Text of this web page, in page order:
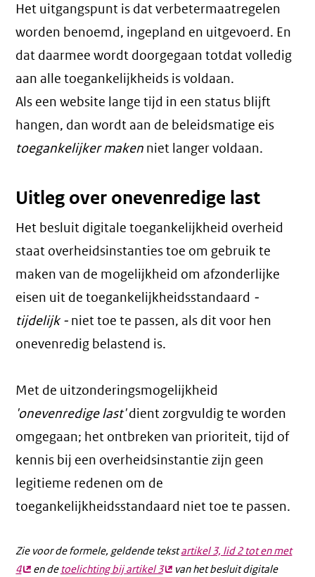
Het uitgangspunt is dat verbetermaatregelen
worden benoemd, ingepland en uitgevoerd. En
dat daarmee wordt doorgegaan totdat volledig
aan alle toegankelijkheids is voldaan.
Als een website lange tijd in een status blijft
hangen, dan wordt aan de beleidsmatige eis
toegankelijker maken niet langer voldaan.
Uitleg over onevenredige last
Het besluit digitale toegankelijkheid overheid
staat overheidsinstanties toe om gebruik te
maken van de mogelijkheid om afzonderlijke
eisen uit de toegankelijkheidsstandaard -
tijdelijk - niet toe te passen, als dit voor hen
onevenredig belastend is.
Met de uitzonderingsmogelijkheid
'onevenredige last'dient zorgvuldig te worden
omgegaan; het ontbreken van prioriteit, tijd of
kennis bij een overheidsinstantie zijn geen
legitieme redenen om de
toegankelijkheidsstandaard niet toe te passen.
Zie voor de formele, geldende tekstartikel 3, lid 2 tot en met
4(externe
en de toelichting bij artikel 3(externe
van het besluit digitale